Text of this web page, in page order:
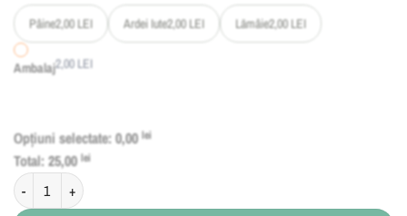
Pâine2,00LEI Ardei Iute2,00LEI Lămâie2,00LEI
Ambalaj2,00LEI
Opțiuni selectate:0,00lei
Total:25,00lei
Cantitate Sandwich Toast cu Șuncă și Cașcaval